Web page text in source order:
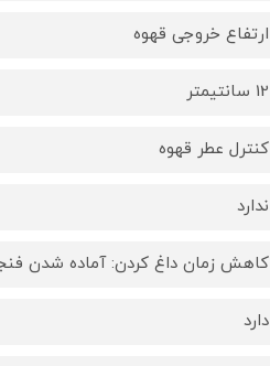
ارتفاع خروجی قهوه
12 سانتیمتر
کنترل عطر قهوه
ندارد
کاهش زمان داغ کردن: آماده شدن
دارد